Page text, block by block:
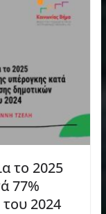
το 2025
77%
2024